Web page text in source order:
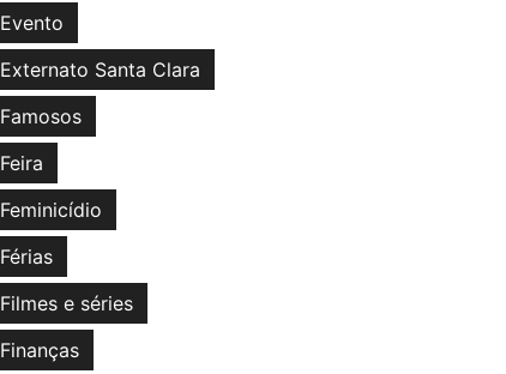
Evento
Externato Santa Clara
Famosos
Feira
Feminicídio
Férias
Filmes e séries
Finanças